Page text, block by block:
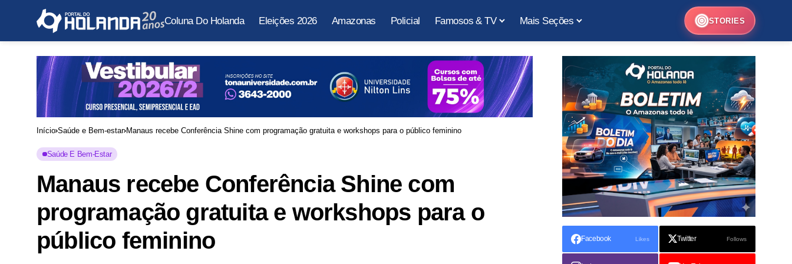
Coluna Do Holanda Eleições 2026 Amazonas Policial Famosos & TV Mais Seções STORIES
Início Saúde e Bem-estar Manaus recebe Conferência Shine com programação gratuita e workshops para o público feminino
Saúde E Bem-Estar
Manaus recebe Conferência Shine com
programação gratuita e workshops para o
público feminino
Facebook Likes Twitter Follows